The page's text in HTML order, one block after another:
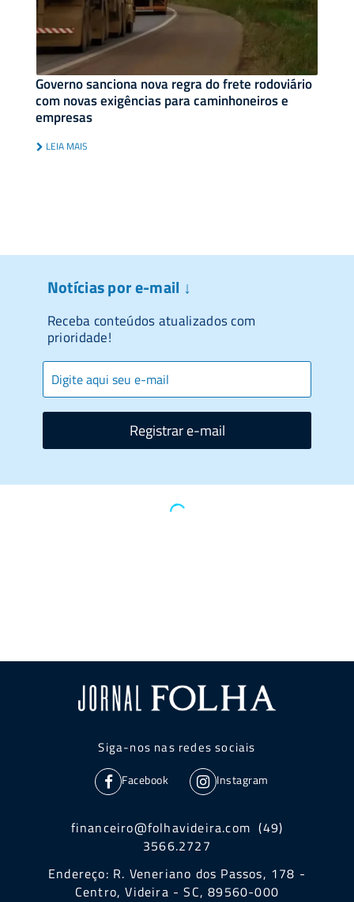
Governo sanciona nova regra do frete rodoviário
com novas exigências para caminhoneiros e
empresas
LEIA MAIS
Notícias por e-mail ↓
Receba conteúdos atualizados com
prioridade!
Registrar e-mail
Siga-nos nas redes sociais
Facebook Instagram
financeiro@folhavideira.com (49)
3566.2727
Endereço: R. Veneriano dos Passos, 178 -
Centro, Videira - SC, 89560-000